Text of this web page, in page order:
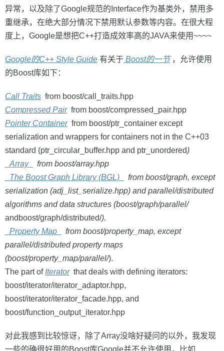
异常，以及除了Google规范的Interface作为基类外，禁用多
重继承，在绝大部分情况下禁用默认参数等内容。在很大程
度上，Google是想把C++打造成效率高的JAVA来使用~~~~
Google的C++ Style Guide 有关于 Boost的一节，允许使用
的Boost库如下：
Call Traits from boost/call_traits.hpp
Compressed Pairfrom boost/compressed_pair.hpp
Pointer Containerfrom boost/ptr_container except
serialization and wrappers for containers not in the C++03
standard (ptr_circular_buffer.hpp and ptr_unordered)
_Array_
from boost/array.hpp
_The Boost Graph Library (BGL)_
from boost/graph, except
serialization (adj_list_serialize.hpp) and parallel/distributed
algorithms and data structures (boost/graph/parallel/
andboost/graph/distributed/).
_Property Map_
from boost/property_map, except
parallel/distributed property maps
(boost/property_map/parallel/).
The part of Iteratorthat deals with defining iterators:
boost/iterator/iterator_adaptor.hpp,
boost/iterator/iterator_facade.hpp, and
boost/function_output_iterator.hpp
对此我感到比较惊讶，除了Array没啥好疑问的以外，我发现
一些的确很好用的Boost库Google并不允许使用，比如